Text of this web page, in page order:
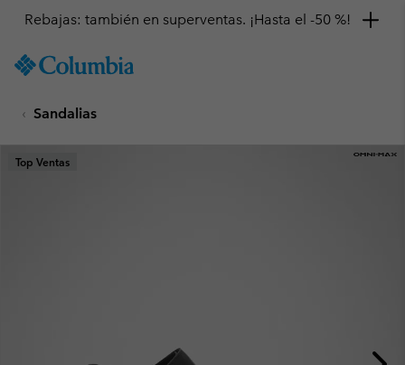
TO
SKIP
MAIN
NAV
Rebajas: también en superventas. ¡Hasta el -50 %!
Sandalias
Top Ventas